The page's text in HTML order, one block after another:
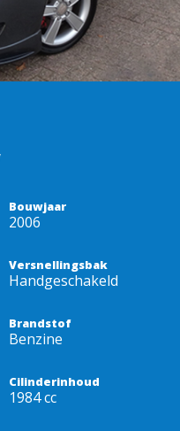
Bouwjaar
2006
Versnellingsbak
Handgeschakeld
Brandstof
Benzine
Cilinderinhoud
1984 cc